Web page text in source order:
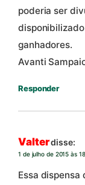
poderia ser
ganhadores.
Avanti
Responder
Valterdisse:
1 de julho de 2015 às
Essa dispensa